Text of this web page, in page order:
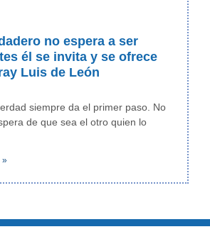
no espera a ser
él se invita y se ofrece
Luis de León
siempre da el primer paso. No
de que sea el otro quien lo
»